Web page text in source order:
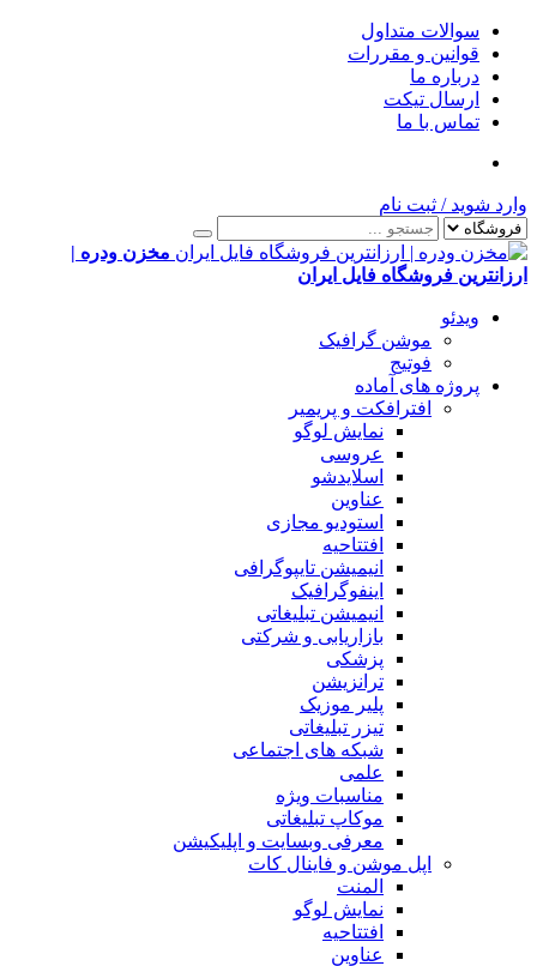
سوالات متداول
قوانین و مقررات
درباره ما
ارسال تیکت
تماس با ما
وارد شوید / ثبت نام
مخزن ودره |
ارزانترین فروشگاه فایل ایران
ویدئو
موشن گرافیک
فوتیج
پروژه های آماده
افترافکت و پریمیر
نمایش لوگو
عروسی
اسلایدشو
عناوین
استودیو مجازی
افتتاحیه
انیمیشن تایپوگرافی
اینفوگرافیک
انیمیشن تبلیغاتی
بازاریابی و شرکتی
پزشکی
ترانزیشن
پلیر موزیک
تیزر تبلیغاتی
شبکه های اجتماعی
علمی
مناسبات ویژه
موکاپ تبلیغاتی
معرفی وبسایت و اپلیکیشن
اپل موشن و فاینال کات
المنت
نمایش لوگو
افتتاحیه
عناوین